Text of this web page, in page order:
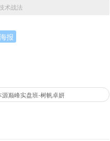
术战法
报
巅峰实盘班-树帆卓妍